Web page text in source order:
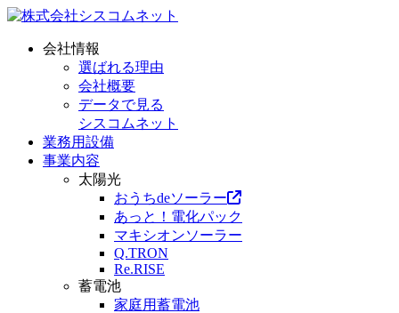
会社情報
選ばれる理由
会社概要
データで見る
シスコムネット
業務用設備
事業内容
太陽光
おうちdeソーラー
あっと！電化パック
マキシオンソーラー
Q.TRON
Re.RISE
蓄電池
家庭用蓄電池